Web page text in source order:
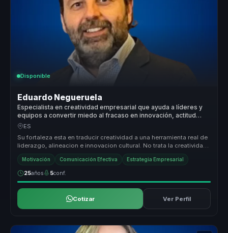
Disponible
Eduardo Negueruela
Especialista en creatividad empresarial que ayuda a líderes y
equipos a convertir miedo al fracaso en innovación, actitud
positiva y ejecución.
ES
Su fortaleza esta en traducir creatividad a una herramienta real de
liderazgo, alineacion e innovacion cultural. No trata la creatividad
...
Motivación Comunicación Efectiva Estrategia Empresarial
25años 5conf.
Cotizar Ver Perfil